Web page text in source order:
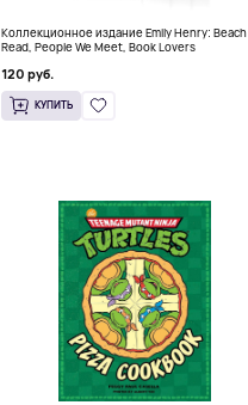
Коллекционное издание Emily Henry: Beach
Read, People We Meet, Book Lovers
120 руб.
КУПИТЬ